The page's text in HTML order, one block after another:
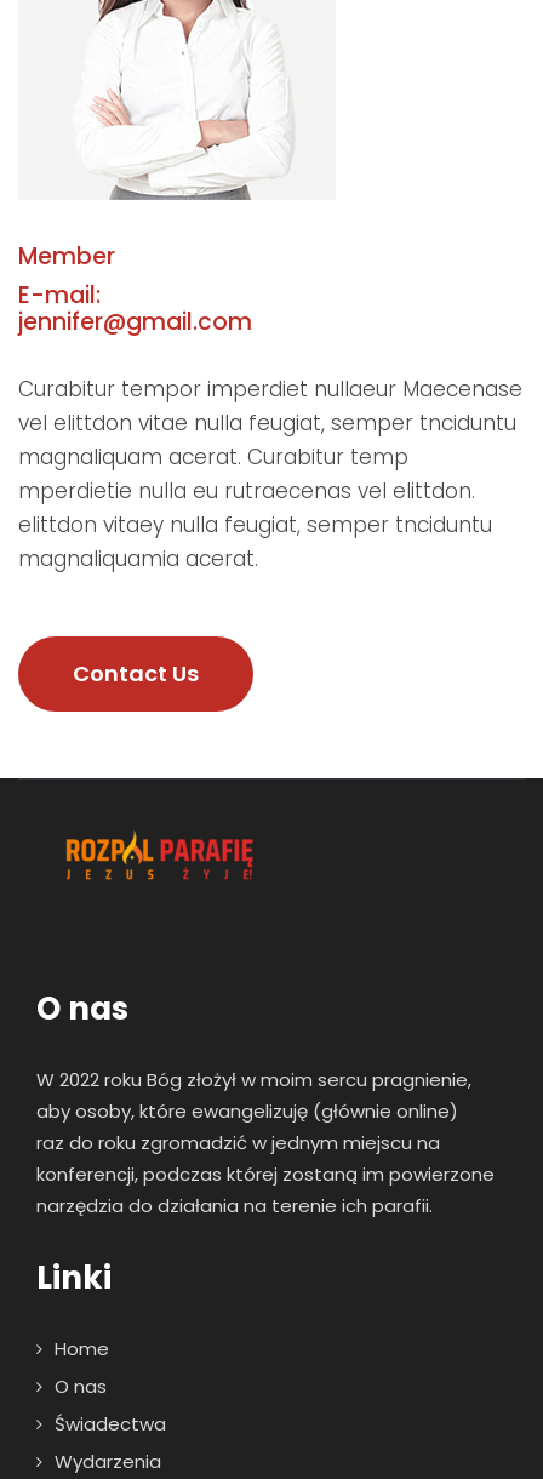
Member
E-mail:
jennifer@gmail.com
Curabitur tempor imperdiet nullaeur Maecenase
vel elittdon vitae nulla feugiat, semper tnciduntu
magnaliquam acerat. Curabitur temp
mperdietie nulla eu rutraecenas vel elittdon.
elittdon vitaey nulla feugiat, semper tnciduntu
magnaliquamia acerat.
Contact Us
O nas
W 2022 roku Bóg złożył w moim sercu pragnienie,
aby osoby, które ewangelizuję (głównie online)
raz do roku zgromadzić w jednym miejscu na
konferencji, podczas której zostaną im powierzone
narzędzia do działania na terenie ich parafii.
Linki
Home
O nas
Świadectwa
Wydarzenia